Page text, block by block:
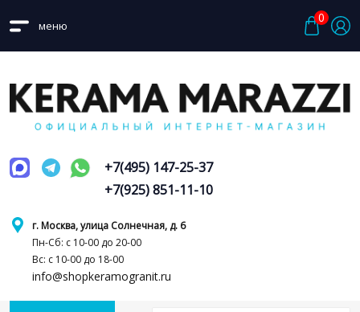
меню
0
г. Москва, улица Солнечная, д. 6
Пн-Сб: с 10-00 до 20-00
Вс: с 10-00 до 18-00
info@shopkeramogranit.ru
+7(495) 147-25-37
+7(925) 851-11-10